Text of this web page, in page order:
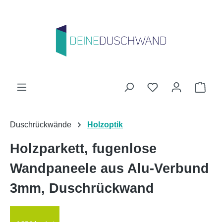
Du hast 0
Duschrückwände Holzoptik
Holzparkett, fugenlose
Wandpaneele aus Alu-Verbund
3mm, Duschrückwand